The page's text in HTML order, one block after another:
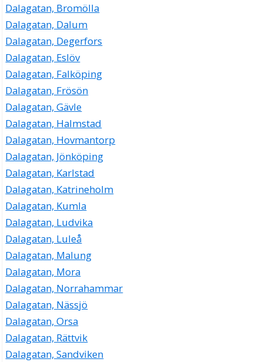
Dalagatan, Bromölla
Dalagatan, Dalum
Dalagatan, Degerfors
Dalagatan, Eslöv
Dalagatan, Falköping
Dalagatan, Frösön
Dalagatan, Gävle
Dalagatan, Halmstad
Dalagatan, Hovmantorp
Dalagatan, Jönköping
Dalagatan, Karlstad
Dalagatan, Katrineholm
Dalagatan, Kumla
Dalagatan, Ludvika
Dalagatan, Luleå
Dalagatan, Malung
Dalagatan, Mora
Dalagatan, Norrahammar
Dalagatan, Nässjö
Dalagatan, Orsa
Dalagatan, Rättvik
Dalagatan, Sandviken